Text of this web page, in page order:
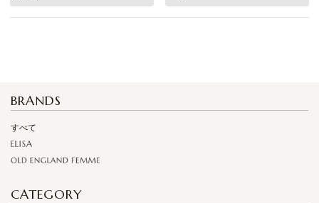
BRANDS
すべて
CATEGORY